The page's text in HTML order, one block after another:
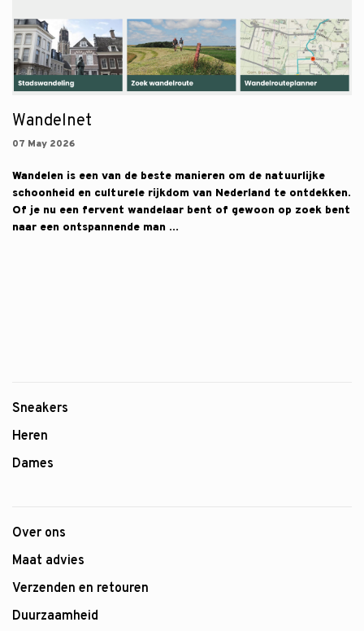
Wandelnet
07 May 2026
Wandelen is een van de beste manieren om de natuurlijke
schoonheid en culturele rijkdom van Nederland te ontdekken.
Of je nu een fervent wandelaar bent of gewoon op zoek bent
naar een ontspannende man ...
Sneakers
Heren
Dames
Over ons
Maat advies
Verzenden en retouren
Duurzaamheid